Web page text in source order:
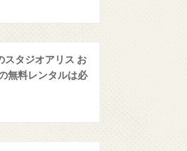
スタジオアリス お
無料レンタルは必